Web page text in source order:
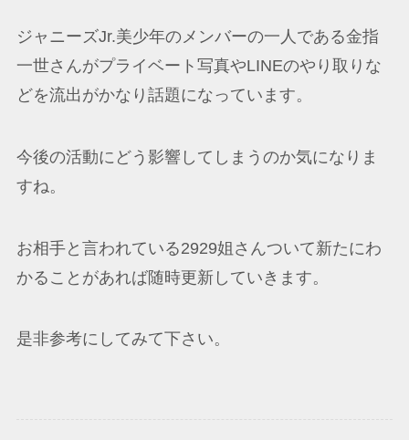
ジャニーズJr.美少年のメンバーの一人である金指
一世さんがプライベート写真やLINEのやり取りな
どを流出がかなり話題になっています。
今後の活動にどう影響してしまうのか気になりま
すね。
お相手と言われている2929姐さんついて新たにわ
かることがあれば随時更新していきます。
是非参考にしてみて下さい。